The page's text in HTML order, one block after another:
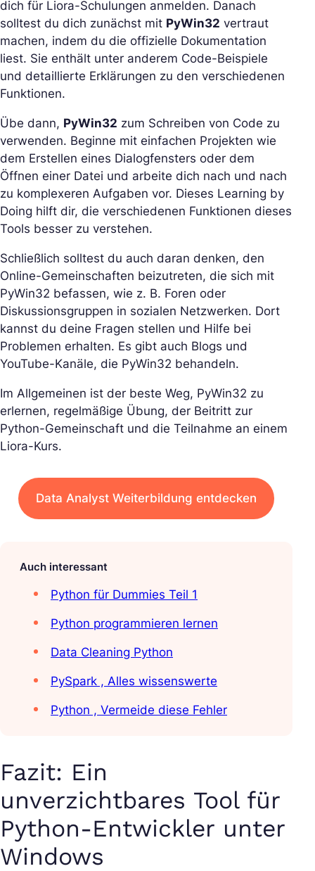
dich für Liora-Schulungen anmelden. Danach
solltest du dich zunächst mit PyWin32 vertraut
machen, indem du die offizielle Dokumentation
liest. Sie enthält unter anderem Code-Beispiele
und detaillierte Erklärungen zu den verschiedenen
Funktionen.
Übe dann, PyWin32 zum Schreiben von Code zu
verwenden. Beginne mit einfachen Projekten wie
dem Erstellen eines Dialogfensters oder dem
Öffnen einer Datei und arbeite dich nach und nach
zu komplexeren Aufgaben vor. Dieses Learning by
Doing hilft dir, die verschiedenen Funktionen dieses
Tools besser zu verstehen.
Schließlich solltest du auch daran denken, den
Online-Gemeinschaften beizutreten, die sich mit
PyWin32 befassen, wie z. B. Foren oder
Diskussionsgruppen in sozialen Netzwerken. Dort
kannst du deine Fragen stellen und Hilfe bei
Problemen erhalten. Es gibt auch Blogs und
YouTube-Kanäle, die PyWin32 behandeln.
Im Allgemeinen ist der beste Weg, PyWin32 zu
erlernen, regelmäßige Übung, der Beitritt zur
Python-Gemeinschaft und die Teilnahme an einem
Liora-Kurs.
Data Analyst Weiterbildung entdecken
Auch interessant
Python für Dummies Teil 1
Python programmieren lernen
Data Cleaning Python
PySpark , Alles wissenswerte
Python , Vermeide diese Fehler
Fazit: Ein
unverzichtbares Tool für
Python-Entwickler unter
Windows